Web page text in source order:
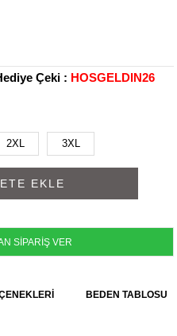
Çeki : HOSGELDIN26
2XL 3XL
SİPARİŞ VER
BEDEN TABLOSU